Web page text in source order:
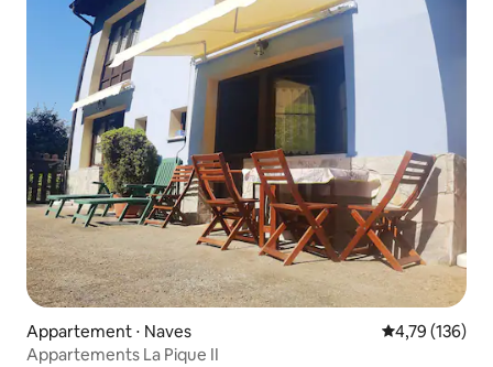
Appartement ⋅ Naves Évaluation
4,79 (136)
Appartements La Pique II